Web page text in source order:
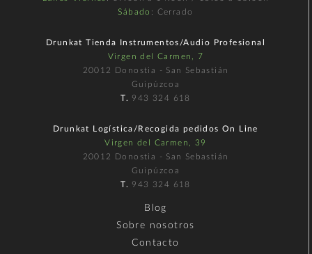
Sábado : Cerrado
Drunkat Tienda Instrumentos/Audio Profesional
Virgen del Carmen, 7
20012 Donostia - San Sebastián
Guipúzcoa
T. 943 324 618
Drunkat Logística/Recogida pedidos On Line
Virgen del Carmen, 39
20012 Donostia - San Sebastián
Guipúzcoa
T. 943 324 618
Blog
Sobre nosotros
Contacto